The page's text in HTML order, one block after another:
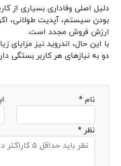
دلیل اصلی وفاداری بسیاری از
بودن سیستم، آپدیت طولانی،
ارزش فروش مجدد است.
با این حال، اندروید نیز مزایای
دو به نیازهای هر کاربر بستگی
نام *
نظر *